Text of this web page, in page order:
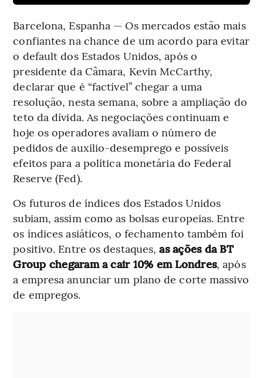
Barcelona, Espanha — Os mercados estão mais
confiantes na chance de um acordo para evitar
o default dos Estados Unidos, após o
presidente da Câmara, Kevin McCarthy,
declarar que é “factível” chegar a uma
resolução, nesta semana, sobre a ampliação do
teto da dívida. As negociações continuam e
hoje os operadores avaliam o número de
pedidos de auxílio-desemprego e possíveis
efeitos para a política monetária do Federal
Reserve (Fed).
Os futuros de índices dos Estados Unidos
subiam, assim como as bolsas europeias. Entre
os índices asiáticos, o fechamento também foi
positivo. Entre os destaques,as ações da BT
Group chegaram a cair 10% em Londres, após
a empresa anunciar um plano de corte massivo
de empregos.